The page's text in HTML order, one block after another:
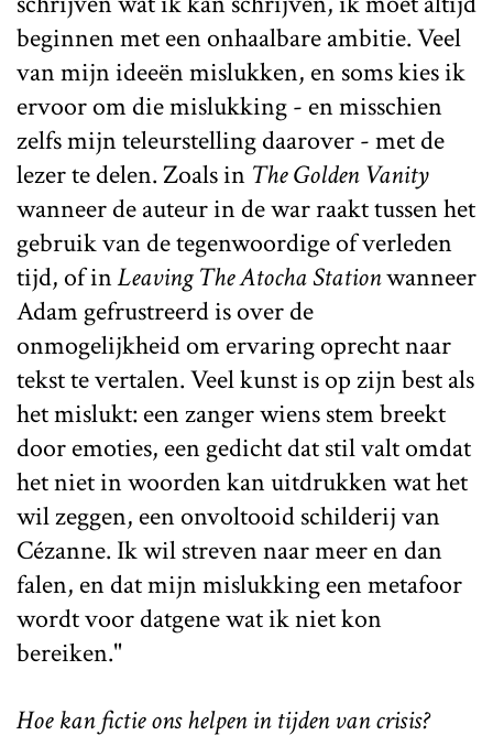
beginnen met een onhaalbare ambitie. Veel
van mijn ideeën mislukken, en soms kies ik
ervoor om die mislukking - en misschien
zelfs mijn teleurstelling daarover - met de
lezer te delen. Zoals in The Golden Vanity
wanneer de auteur in de war raakt tussen het
gebruik van de tegenwoordige of verleden
tijd, of inLeaving The Atocha Stationwanneer
Adam gefrustreerd is over de
onmogelijkheid om ervaring oprecht naar
tekst te vertalen. Veel kunst is op zijn best als
het mislukt: een zanger wiens stem breekt
door emoties, een gedicht dat stil valt omdat
het niet in woorden kan uitdrukken wat het
wil zeggen, een onvoltooid schilderij van
Cézanne. Ik wil streven naar meer en dan
falen, en dat mijn mislukking een metafoor
wordt voor datgene wat ik niet kon
bereiken."
Hoe kan fictie ons helpen in tijden van crisis?